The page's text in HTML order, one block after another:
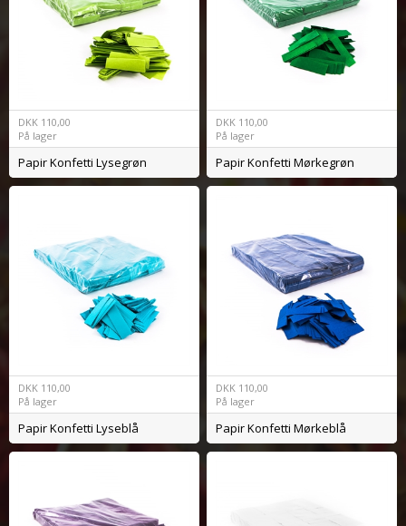
DKK 110,00
På lager
Papir Konfetti Lysegrøn
DKK 110,00
På lager
Papir Konfetti Mørkegrøn
DKK 110,00
På lager
Papir Konfetti Lyseblå
DKK 110,00
På lager
Papir Konfetti Mørkeblå